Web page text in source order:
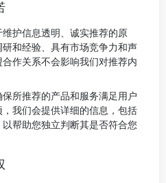
维护信息透明、诚实推荐的原
和经验、具有市场竞争力和声
作关系不会影响我们对推荐内
保所推荐的产品和服务满足用户
我们会提供详细的信息，包括
帮助您独立判断其是否符合您